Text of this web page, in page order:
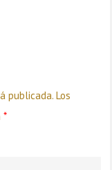
publicada. Los
*